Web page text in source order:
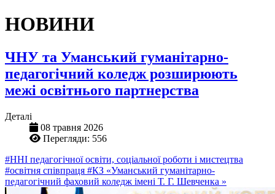
НОВИНИ
ЧНУ та Уманський гуманітарно-
педагогічний коледж розширюють
межі освітнього партнерства
Деталі
08 травня 2026
Перегляди: 556
#ННІ педагогічної освіти, соціальної роботи і мистецтва
#освітня співпраця #КЗ «Уманський гуманітарно-
педагогічний фаховий коледж імені Т. Г. Шевченка »